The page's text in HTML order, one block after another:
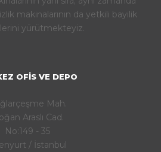
makinalarının da yetkili bayilik
yürütmekteyiz.
OFIS VE DEPO
Mah.
Araslı Cad.
No:149 - 35
/ İstanbul